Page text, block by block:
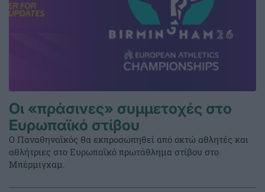
Οι «πράσινες» συμμετοχές στο
Ευρωπαϊκό στίβου
Ο Παναθηναϊκός θα εκπροσωπηθεί από οκτώ αθλητές και
αθλήτριες στο Ευρωπαϊκό πρωτάθλημα στίβου στο
Μπέρμιγχαμ.